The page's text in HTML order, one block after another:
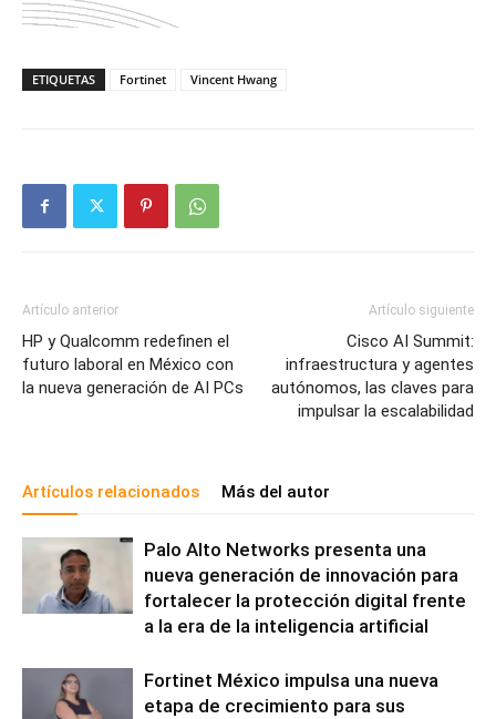
ETIQUETAS Fortinet Vincent Hwang
Artículo anterior
HP y Qualcomm redefinen el
futuro laboral en México con
la nueva generación de AI PCs
Artículo siguiente
Cisco AI Summit:
infraestructura y agentes
autónomos, las claves para
impulsar la escalabilidad
Artículos relacionados Más del autor
Palo Alto Networks presenta una
nueva generación de innovación para
fortalecer la protección digital frente
a la era de la inteligencia artificial
Fortinet México impulsa una nueva
etapa de crecimiento para sus